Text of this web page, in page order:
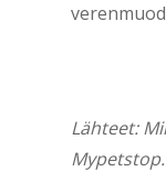
Lähteet: